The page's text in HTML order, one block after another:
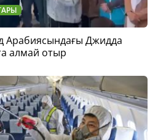
Арабиясындағы Джидда
алмай отыр